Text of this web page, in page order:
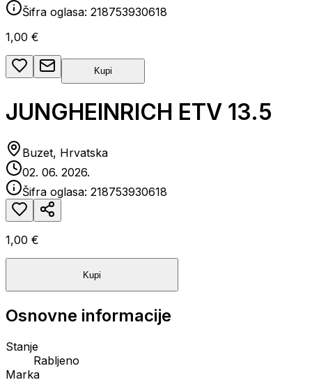
Šifra oglasa: 218753930618
1,00 €
Kupi
JUNGHEINRICH ETV 13.5
Buzet, Hrvatska
02. 06. 2026.
Šifra oglasa: 218753930618
1,00 €
Kupi
Osnovne informacije
Stanje
Rabljeno
Marka